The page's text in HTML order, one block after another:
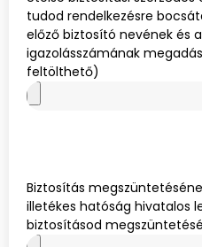
tudod rendelkezésre
előző biztosító nevének és
igazolásszámának
feltölthető)
Biztosítás
illetékes hatóság hivatalos
biztosításod